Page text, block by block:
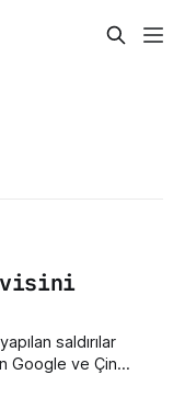
saldırılar
Google ve Çin